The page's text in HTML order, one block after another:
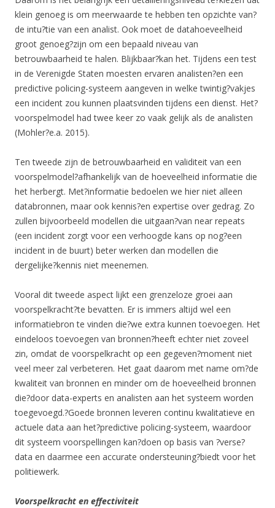
klein genoeg is om meerwaarde te hebben ten opzichte van?
de intu?tie van een analist. Ook moet de datahoeveelheid
groot genoeg?zijn om een bepaald niveau van
betrouwbaarheid te halen. Blijkbaar?kan het. Tijdens een test
in de Verenigde Staten moesten ervaren analisten?en een
predictive policing-systeem aangeven in welke twintig?vakjes
een incident zou kunnen plaatsvinden tijdens een dienst. Het?
voorspelmodel had twee keer zo vaak gelijk als de analisten
(Mohler?e.a. 2015).
Ten tweede zijn de betrouwbaarheid en validiteit van een
voorspelmodel?afhankelijk van de hoeveelheid informatie die
het herbergt. Met?informatie bedoelen we hier niet alleen
databronnen, maar ook kennis?en expertise over gedrag. Zo
zullen bijvoorbeeld modellen die uitgaan?van near repeats
(een incident zorgt voor een verhoogde kans op nog?een
incident in de buurt) beter werken dan modellen die
dergelijke?kennis niet meenemen.
Vooral dit tweede aspect lijkt een grenzeloze groei aan
voorspelkracht?te bevatten. Er is immers altijd wel een
informatiebron te vinden die?we extra kunnen toevoegen. Het
eindeloos toevoegen van bronnen?heeft echter niet zoveel
zin, omdat de voorspelkracht op een gegeven?moment niet
veel meer zal verbeteren. Het gaat daarom met name om?de
kwaliteit van bronnen en minder om de hoeveelheid bronnen
die?door data-experts en analisten aan het systeem worden
toegevoegd.?Goede bronnen leveren continu kwalitatieve en
actuele data aan het?predictive policing-systeem, waardoor
dit systeem voorspellingen kan?doen op basis van ?verse?
data en daarmee een accurate ondersteuning?biedt voor het
politiewerk.
Voorspelkracht en effectiviteit